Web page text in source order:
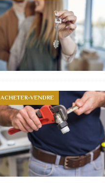
ACHETER-VENDRE